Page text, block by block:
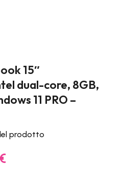
15″
dual-core, 8GB,
11 PRO –
prodotto
Il